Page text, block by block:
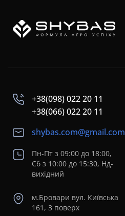
+38(098) 022 20 11
+38(066) 022 20 11
shybas.com@gmail.com
Пн-Пт з 09:00 до 18:00,
Сб з 10:00 до 15:30, Нд-
вихідний
м.Бровари вул. Київська
161, 3 поверх